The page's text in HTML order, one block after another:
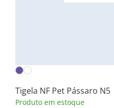
Tigela NF Pet Pássaro N5
Produto em estoque